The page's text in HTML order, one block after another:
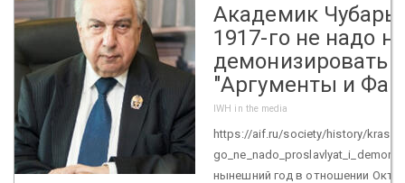
Академик
1917-го не надо
демонизировать
"Аргументы и
IWH in the media
https://aif.ru/society/history/
нынешний год в отношении